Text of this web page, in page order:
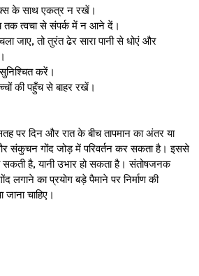
के साथ एकत्र न रखें।
तक त्वचा से संपर्क में न आने दें।
जाए, तो तुरंत ढेर सारा पानी से धोएं और
करें।
की पहुँच से बाहर रखें।
पर दिन और रात के बीच तापमान का अंतर या
संकुचन गोंद जोड़ में परिवर्तन कर सकता है। इससे
है, यानी उभार हो सकता है। संतोषजनक
लगाने का प्रयोग बड़े पैमाने पर निर्माण की
चाहिए।